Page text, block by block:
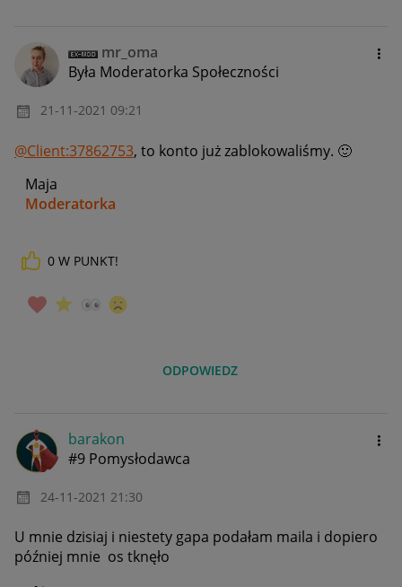
mr_oma
Była Moderatorka Społeczności
‎21-11-2021 09:21
@Client:37862753, to konto już zablokowaliśmy. 🙂
Maja
Moderatorka
_____________
0 W PUNKT!
ODPOWIEDZ
barakon
#9 Pomysłodawca
‎24-11-2021 21:30
U mnie dzisiaj i niestety gapa podałam maila i dopiero
później mnie os tknęło